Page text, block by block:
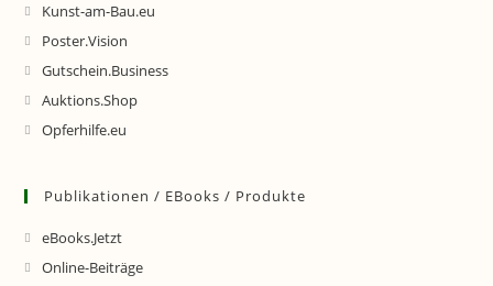
Kunst-am-Bau.eu
Poster.Vision
Gutschein.Business
Auktions.Shop
Opferhilfe.eu
Publikationen / EBooks / Produkte
eBooks.Jetzt
Online-Beiträge